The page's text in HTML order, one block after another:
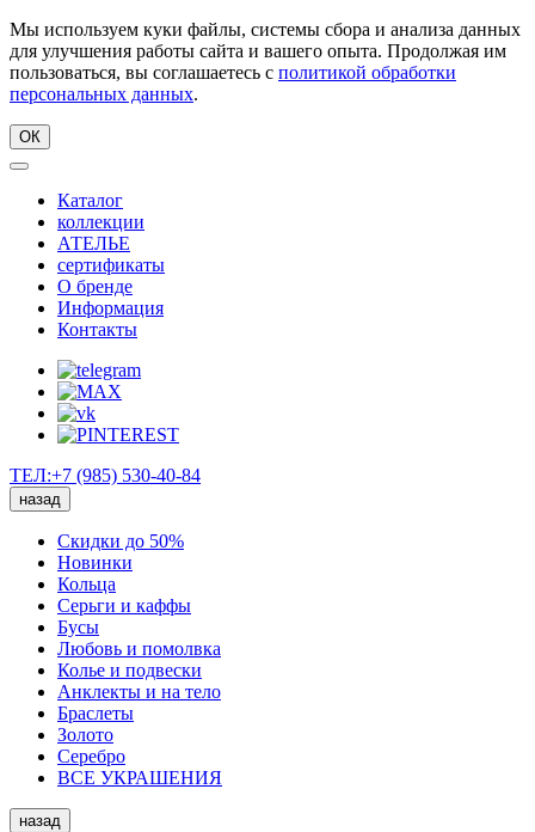
Мы используем куки файлы, системы сбора и анализа данных
для улучшения работы сайта и вашего опыта. Продолжая им
пользоваться, вы соглашаетесь с политикой обработки
персональных данных.
ОК
Каталог
коллекции
АТЕЛЬЕ
сертификаты
О бренде
Информация
Контакты
ТЕЛ:+7 (985) 530-40-84
назад
Скидки до 50%
Новинки
Кольца
Серьги и каффы
Бусы
Любовь и помолвка
Колье и подвески
Анклекты и на тело
Браслеты
Золото
Серебро
ВСЕ УКРАШЕНИЯ
назад